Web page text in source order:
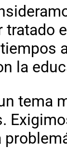
tratado
la
tema